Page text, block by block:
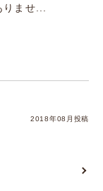
ませ...
2018年08月投稿